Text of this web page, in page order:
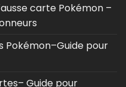
carte Pokémon –
pour
Guide pour